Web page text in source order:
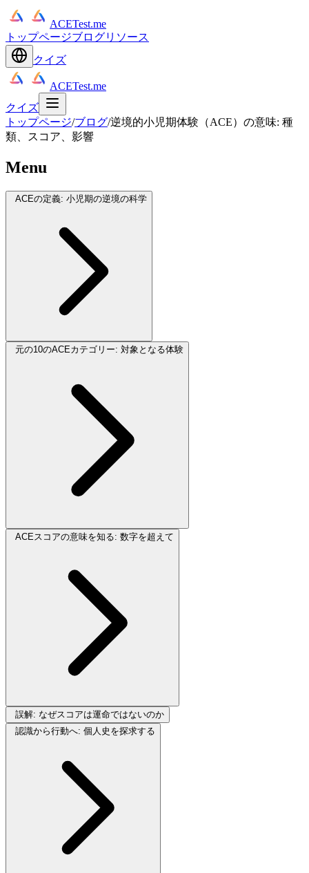
ACETest.me
トップページブログリソース
クイズ
ACETest.me
クイズ
トップページ/ブログ/逆境的小児期体験（ACE）の意味: 種
類、スコア、影響
Menu
ACEの定義: 小児期の逆境の科学
元の10のACEカテゴリー: 対象となる体験
ACEスコアの意味を知る: 数字を超えて
誤解: なぜスコアは運命ではないのか
認識から行動へ: 個人史を探求する